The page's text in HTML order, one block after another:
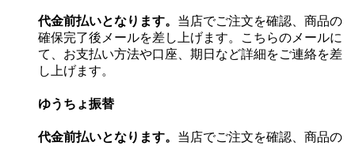
代金前払いとなります。 当店でご注文を確認、商品の
確保完了後メールを差し上げます。こちらのメールに
て、お支払い方法や口座、期日など詳細をご連絡を差
し上げます。
ゆうちょ振替
代金前払いとなります。 当店でご注文を確認、商品の